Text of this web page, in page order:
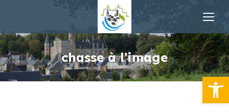
Ouvrir
chasse à l’image